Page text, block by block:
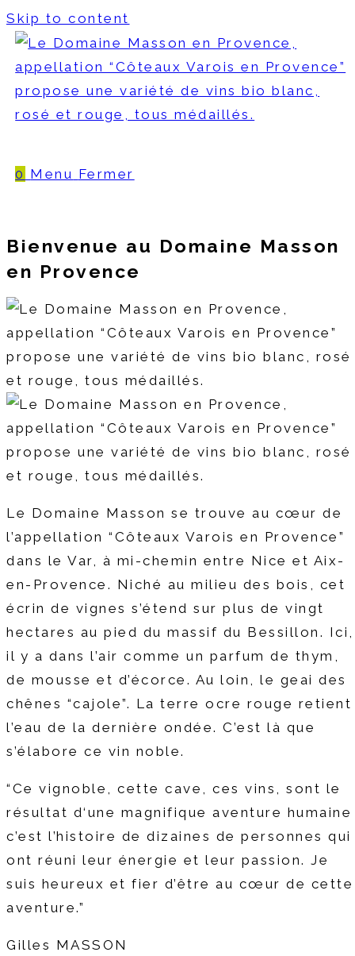
Skip to content
0 Menu Fermer
Bienvenue au Domaine Masson
en Provence
Le Domaine Masson se trouve au cœur de
l’appellation “Côteaux Varois en Provence”
dans le Var, à mi-chemin entre Nice et Aix-
en-Provence. Niché au milieu des bois, cet
écrin de vignes s’étend sur plus de vingt
hectares au pied du massif du Bessillon. Ici,
il y a dans l’air comme un parfum de thym,
de mousse et d’écorce. Au loin, le geai des
chênes “cajole”. La terre ocre rouge retient
l’eau de la dernière ondée. C’est là que
s’élabore ce vin noble.
“Ce vignoble, cette cave, ces vins, sont le
résultat d‘une magnifique aventure humaine
c’est l’histoire de dizaines de personnes qui
ont réuni leur énergie et leur passion. Je
suis heureux et fier d’être au cœur de cette
aventure.”
Gilles MASSON